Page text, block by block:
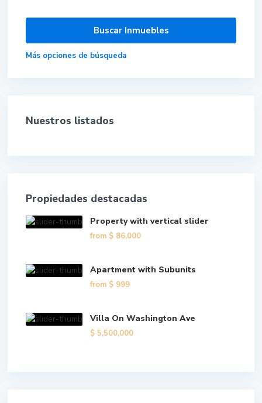
Más opciones de búsqueda
Nuestros listados
Propiedades destacadas
Property with vertical slider
from $ 86,000
Apartment with Subunits
from $ 999
Villa On Washington Ave
$ 5,500,000